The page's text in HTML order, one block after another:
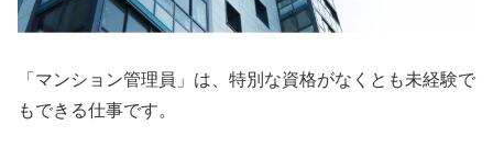
「マンション管理員」は、特別な資格がなくとも未経験で
もできる仕事です。